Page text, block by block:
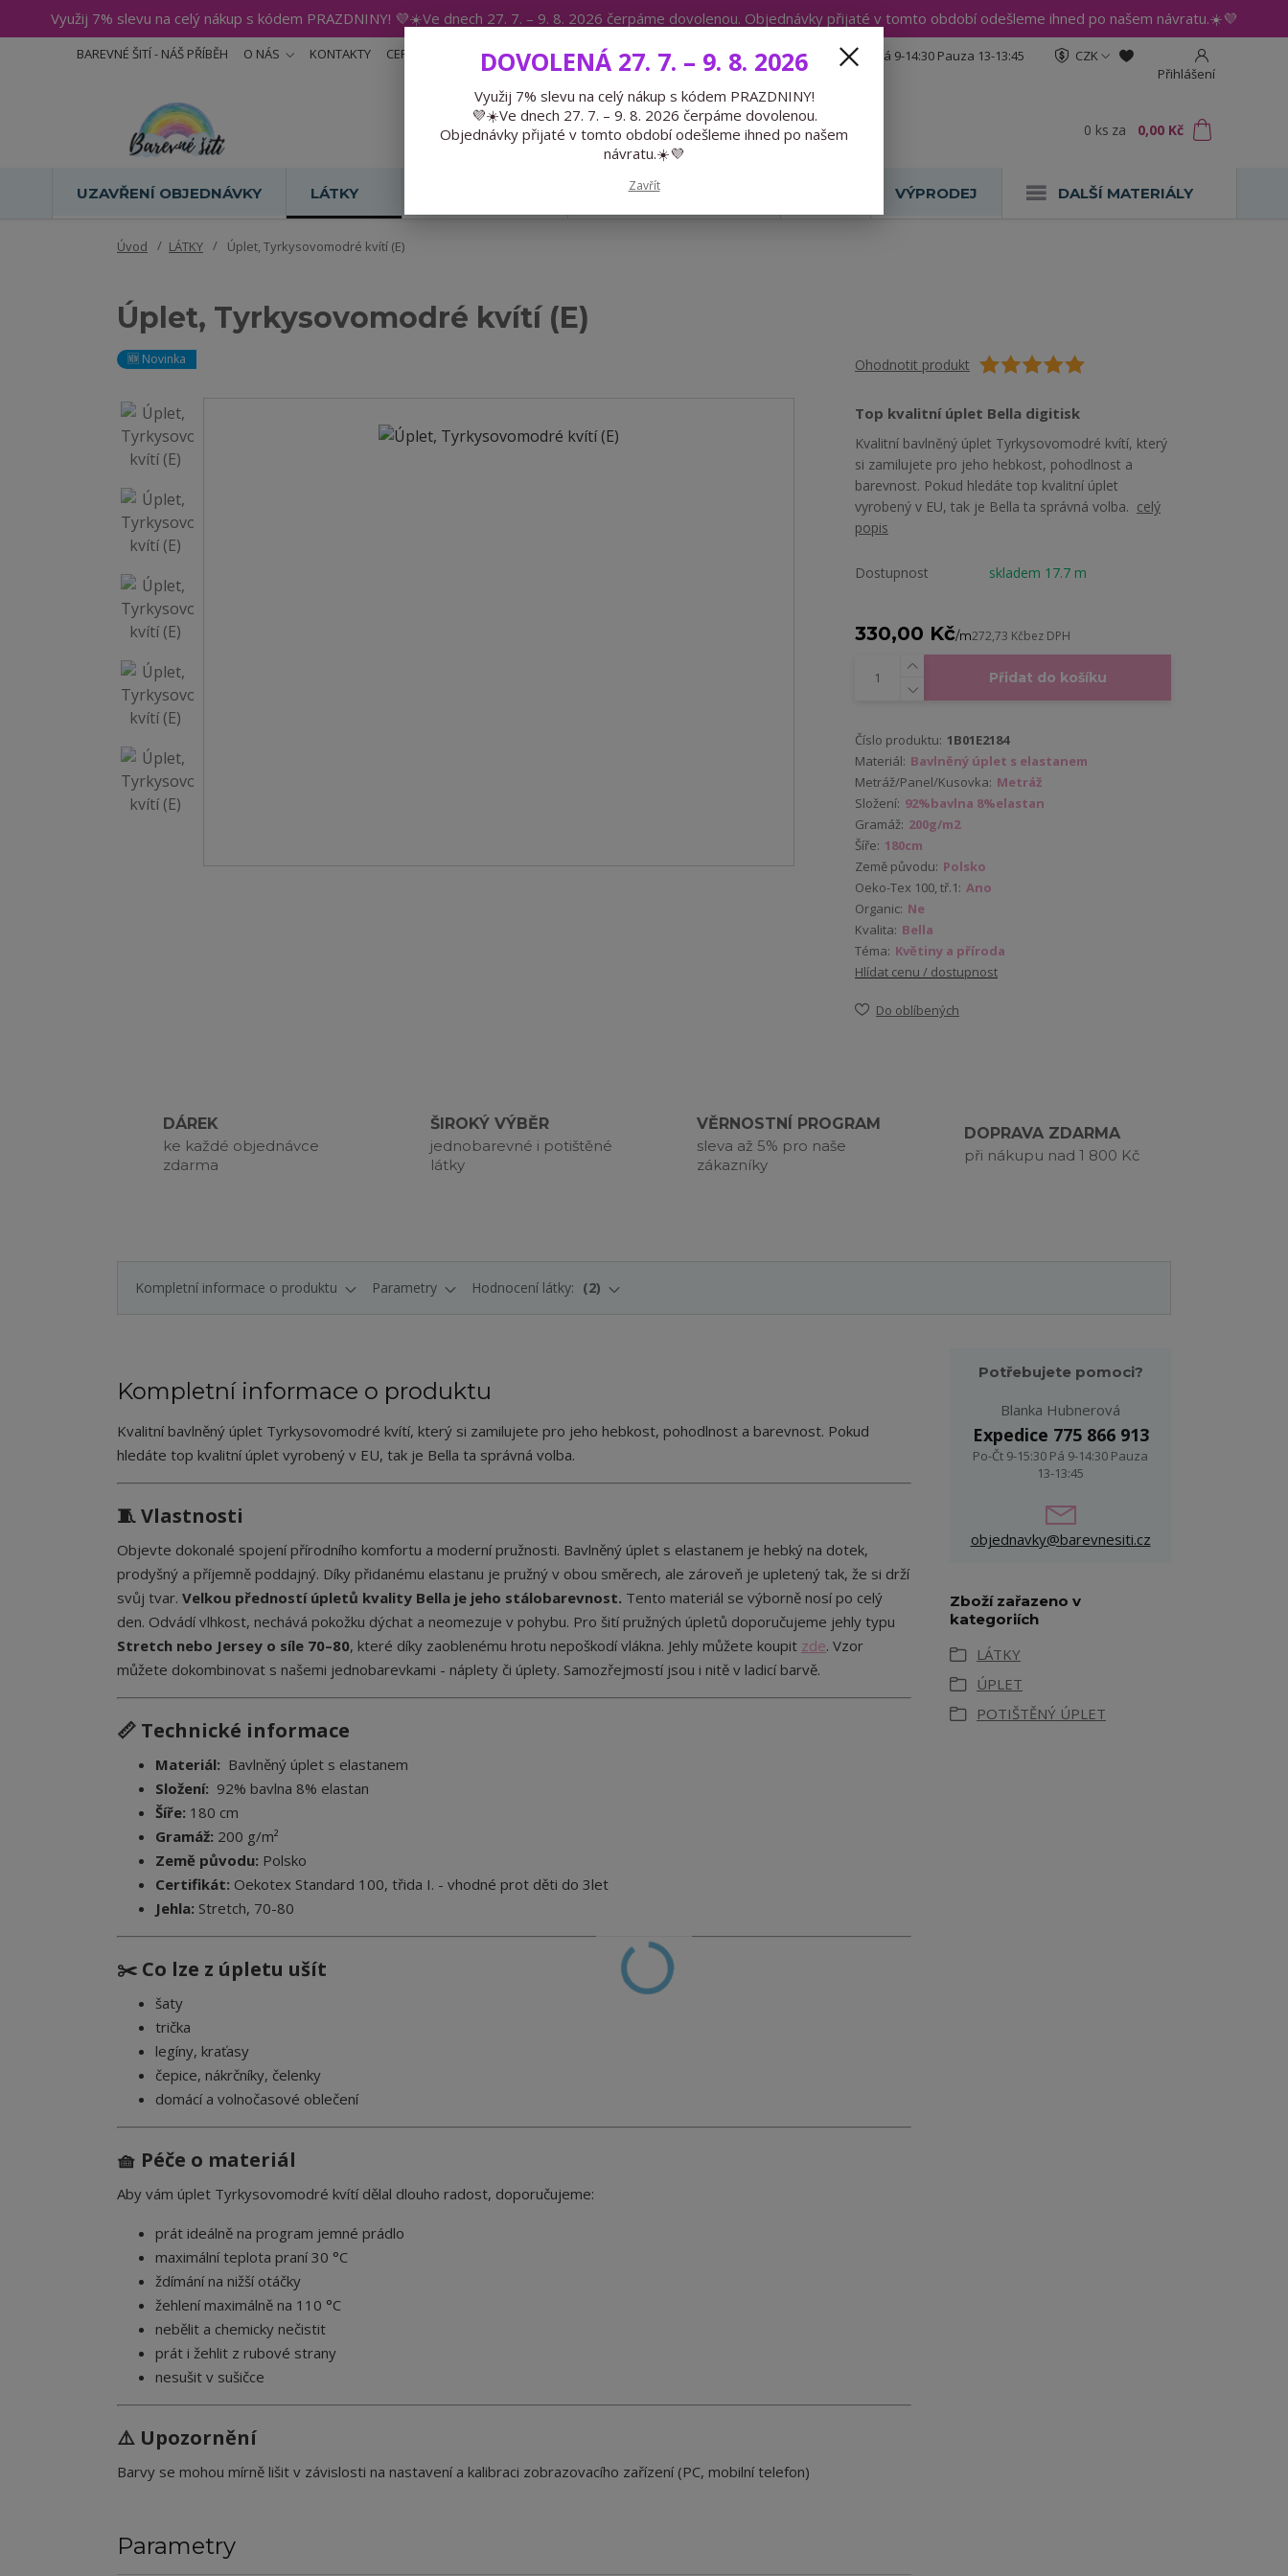
Využij 7% slevu na celý nákup s kódem PRAZDNINY! 💜☀️Ve dnech 27. 7. – 9. 8. 2026 čerpáme dovolenou. Objednávky přijaté v tomto období odešleme ihned po našem návratu.☀️💜
BAREVNÉ ŠITÍ - NÁŠ PŘÍBĚH O NÁS KONTAKTY CERTIFIKÁTY BLOG
CZK
Přihlášení
Hledat
Expedice 775 866 913 Po-Čt 9-15:30 Pá 9-14:30 Pauza 13-13:45
0 ks za 0,00 Kč
UZAVŘENÍ OBJEDNÁVKY LÁTKY PŘEDOBJEDNÁVKY VÝPRODEJ DALŠÍ MATERIÁLY
Úvod LÁTKY Úplet, Tyrkysovomodré kvítí (E)
Úplet, Tyrkysovomodré kvítí (E)
🆕 Novinka Ohodnotit produkt
Top kvalitní úplet Bella digitisk
Kvalitní bavlněný úplet Tyrkysovomodré kvítí, který
si zamilujete pro jeho hebkost, pohodlnost a
barevnost. Pokud hledáte top kvalitní úplet
vyrobený v EU, tak je Bella ta správná volba. celý
popis
Dostupnost skladem 17.7 m
330,00 Kč/m272,73 Kčbez DPH
Přidat do košíku
Číslo produktu: 1B01E2184
Materiál: Bavlněný úplet s elastanem
Metráž/Panel/Kusovka: Metráž
Složení: 92%bavlna 8%elastan
Gramáž: 200g/m2
Šíře: 180cm
Země původu: Polsko
Oeko-Tex 100, tř.1: Ano
Organic: Ne
Kvalita: Bella
Téma: Květiny a příroda
Hlídat cenu / dostupnost
Do oblíbených
DÁREK
ke každé objednávce
zdarma
ŠIROKÝ VÝBĚR
jednobarevné i potištěné
látky
VĚRNOSTNÍ PROGRAM
sleva až 5% pro naše
zákazníky
DOPRAVA ZDARMA
při nákupu nad 1 800 Kč
Kompletní informace o produktu Parametry Hodnocení látky: 2
Kompletní informace o produktu
Kvalitní bavlněný úplet Tyrkysovomodré kvítí, který si zamilujete pro jeho hebkost, pohodlnost a barevnost. Pokud
hledáte top kvalitní úplet vyrobený v EU, tak je Bella ta správná volba.
🧵 Vlastnosti
Objevte dokonalé spojení přírodního komfortu a moderní pružnosti. Bavlněný úplet s elastanem je hebký na dotek,
prodyšný a příjemně poddajný. Díky přidanému elastanu je pružný v obou směrech, ale zároveň je upletený tak, že si drží
svůj tvar. Velkou předností úpletů kvality Bella je jeho stálobarevnost. Tento materiál se výborně nosí po celý
den. Odvádí vlhkost, nechává pokožku dýchat a neomezuje v pohybu. Pro šití pružných úpletů doporučujeme jehly typu
Stretch nebo Jersey o síle 70–80, které díky zaoblenému hrotu nepoškodí vlákna. Jehly můžete koupit zde. Vzor
můžete dokombinovat s našemi jednobarevkami - náplety či úplety. Samozřejmostí jsou i nitě v ladicí barvě.
📏 Technické informace
Materiál: Bavlněný úplet s elastanem
Složení: 92% bavlna 8% elastan
Šíře: 180 cm
Gramáž: 200 g/m²
Země původu: Polsko
Certifikát: Oekotex Standard 100, třida I. - vhodné prot děti do 3let
Jehla: Stretch, 70-80
✂️ Co lze z úpletu ušít
šaty
trička
legíny, kraťasy
čepice, nákrčníky, čelenky
domácí a volnočasové oblečení
🧺 Péče o materiál
Aby vám úplet Tyrkysovomodré kvítí dělal dlouho radost, doporučujeme:
prát ideálně na program jemné prádlo
maximální teplota praní 30 °C
ždímání na nižší otáčky
žehlení maximálně na 110 °C
nebělit a chemicky nečistit
prát i žehlit z rubové strany
nesušit v sušičce
⚠️ Upozornění
Barvy se mohou mírně lišit v závislosti na nastavení a kalibraci zobrazovacího zařízení (PC, mobilní telefon)
Parametry
Potřebujete pomoci?
Blanka Hubnerová
Expedice 775 866 913
Po-Čt 9-15:30 Pá 9-14:30 Pauza
13-13:45
objednavky@barevnesiti.cz
Zboží zařazeno v
kategoriích
LÁTKY
ÚPLET
POTIŠTĚNÝ ÚPLET
DOVOLENÁ 27. 7. – 9. 8. 2026
Využij 7% slevu na celý nákup s kódem PRAZDNINY!
💜☀️Ve dnech 27. 7. – 9. 8. 2026 čerpáme dovolenou.
Objednávky přijaté v tomto období odešleme ihned po našem
návratu.☀️💜
Zavřít